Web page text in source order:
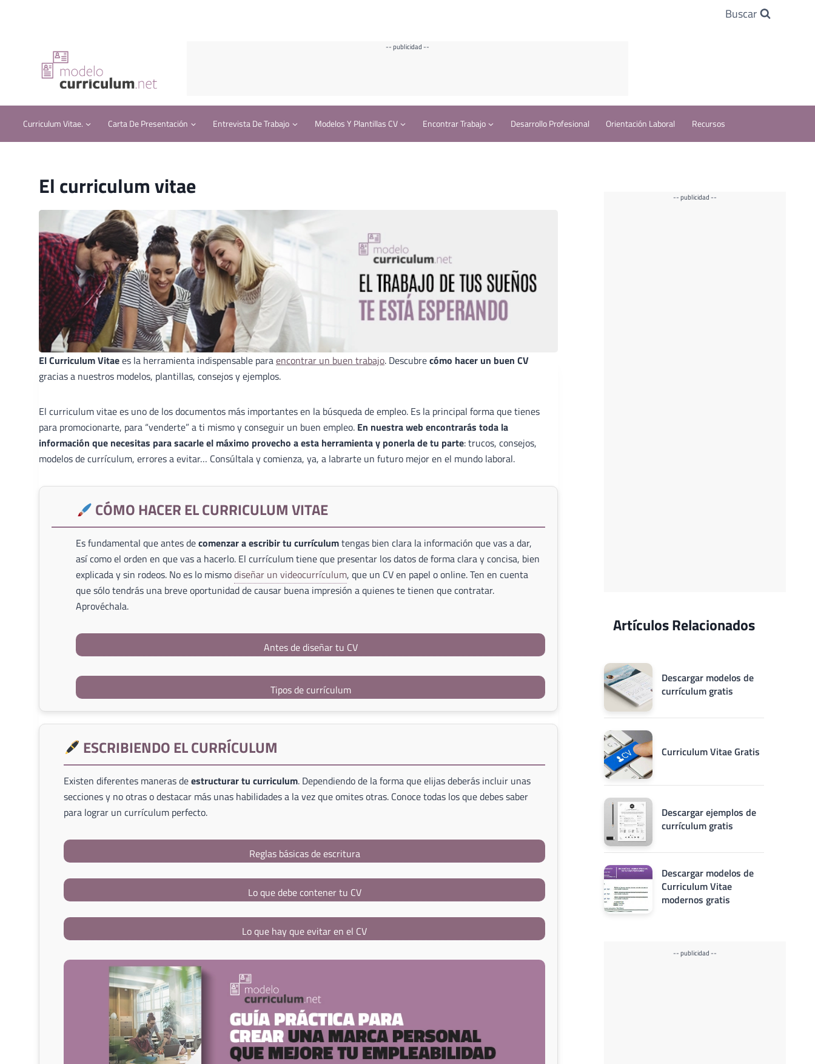
Buscar
-- publicidad --
Curriculum Vitae. Carta De Presentación Entrevista De Trabajo Modelos Y Plantillas CV Encontrar Trabajo Desarrollo Profesional Orientación Laboral Recursos
El curriculum vitae
El Curriculum Vitaees la herramienta indispensable paraencontrar un buen trabajo. Descubrecómo hacer un buen CV
gracias a nuestros modelos, plantillas, consejos y ejemplos.
El curriculum vitae es uno de los documentos más importantes en la búsqueda de empleo. Es la principal forma que tienes
para promocionarte, para “venderte” a ti mismo y conseguir un buen empleo. En nuestra web encontrarás toda la
información que necesitas para sacarle el máximo provecho a esta herramienta y ponerla de tu parte: trucos, consejos,
modelos de currículum, errores a evitar… Consúltala y comienza, ya, a labrarte un futuro mejor en el mundo laboral.
CÓMO HACER EL CURRICULUM VITAE
Es fundamental que antes decomenzar a escribir tu currículumtengas bien clara la información que vas a dar,
así como el orden en que vas a hacerlo. El currículum tiene que presentar los datos de forma clara y concisa, bien
explicada y sin rodeos. No es lo mismodiseñar un videocurrículum, que un CV en papel o online. Ten en cuenta
que sólo tendrás una breve oportunidad de causar buena impresión a quienes te tienen que contratar.
Aprovéchala.
Antes de diseñar tu CV
Tipos de currículum
ESCRIBIENDO EL CURRÍCULUM
Existen diferentes maneras deestructurar tu curriculum. Dependiendo de la forma que elijas deberás incluir unas
secciones y no otras o destacar más unas habilidades a la vez que omites otras. Conoce todas los que debes saber
para lograr un currículum perfecto.
Reglas básicas de escritura
Lo que debe contener tu CV
Lo que hay que evitar en el CV
-- publicidad --
Artículos Relacionados
Descargar modelos de
currículum gratis
Curriculum Vitae Gratis
Descargar ejemplos de
currículum gratis
Descargar modelos de
Curriculum Vitae
modernos gratis
-- publicidad --